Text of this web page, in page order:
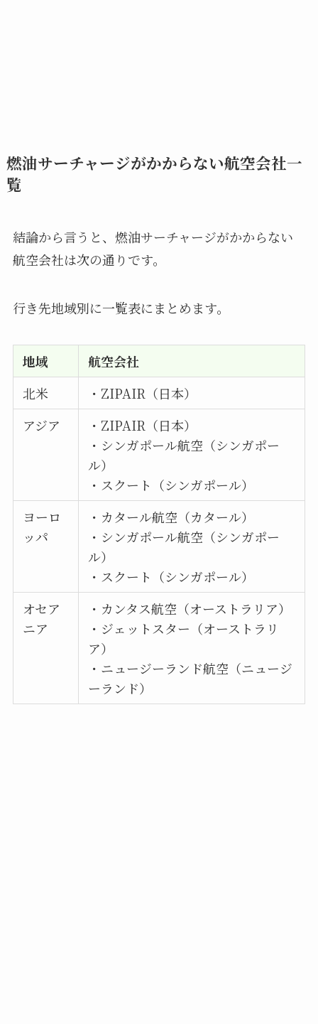
燃油サーチャージがかからない航空会社一
覧
結論から言うと、燃油サーチャージがかからない
航空会社は次の通りです。
行き先地域別に一覧表にまとめます。
地域
航空会社
北米
・ZIPAIR（日本）
アジア
・ZIPAIR（日本）
・シンガポール航空（シンガポー
ル）
・スクート（シンガポール）
ヨーロ
ッパ
・カタール航空（カタール）
・シンガポール航空（シンガポー
ル）
・スクート（シンガポール）
オセア
ニア
・カンタス航空（オーストラリア）
・ジェットスター（オーストラリ
ア）
・ニュージーランド航空（ニュージ
ーランド）